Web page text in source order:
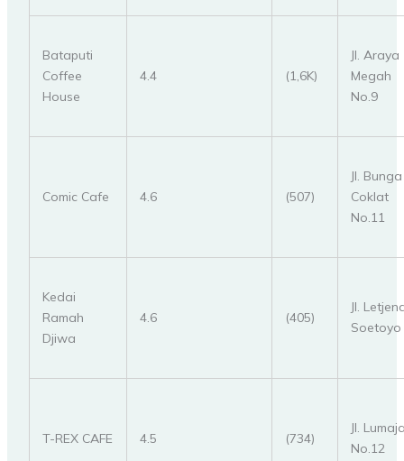
Bataputi
Coffee
House
4.4 (1,6K)
Jl. Araya
Megah
No.9
Comic Cafe 4.6 (507)
Jl. Bunga
Coklat
No.11
Kedai
Ramah
Djiwa
4.6 (405)
Jl.
Soetoyo
T-REX CAFE 4.5 (734)
Jl.
No.12